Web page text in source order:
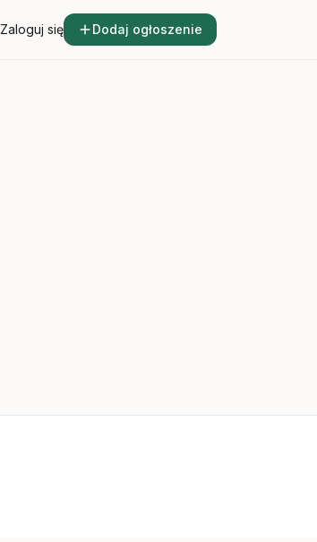
Zaloguj się Dodaj ogłoszenie